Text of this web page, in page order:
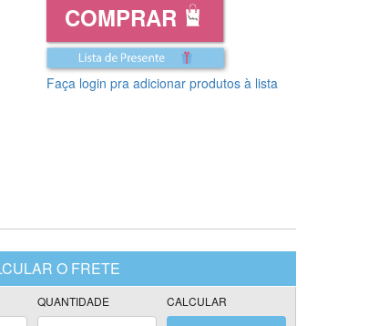
COMPRAR
Faça login pra adicionar produtos à lista